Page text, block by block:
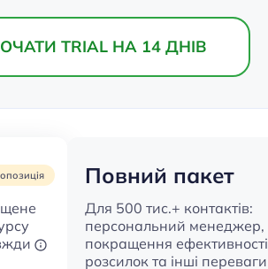
TRIAL НА 14 ДНІВ
Повний пакет
Для 500 тис.+ контактів:
персональний менеджер,
покращення ефективності
розсилок та інші переваги